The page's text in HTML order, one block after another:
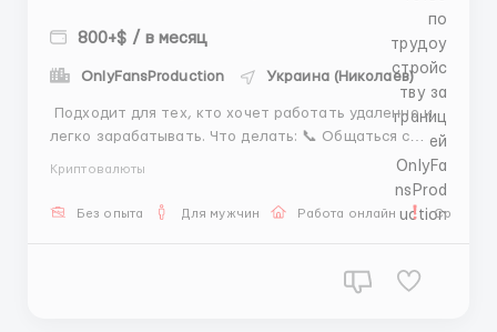
800+$ / в месяц
OnlyFansProduction Украина (Николаев)
Подходит для тех, кто хочет работать удаленно и
легко зарабатывать. Что делать: 📞 Общаться с
клиентами 🎉 Помогать с подбором участников и
организацией мероприятий 📅 Договариваться о
сроках и деталях ✅ Вести краткую отчетность
Криптовалюты
Без опыта Для мужчин Работа онлайн Срочная